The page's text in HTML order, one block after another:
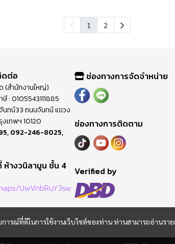
1 2
รณ์ที่ดีในการใช้งานเว็บไซต์ของท่าน ท่านสามารถอ่านราย
ดต่อ
(สำนักงานใหญ่)
: 0105543111885
นทน์33 ถนนจันทน์ แขวง
เทพฯ 10120
,092-246-8025,
ห้างวนิลามูน ชั้น 4
UwVnbRuY3sw
ช่องทางการจัดจำหน่าย
ช่องทางการติดตาม
Verified by